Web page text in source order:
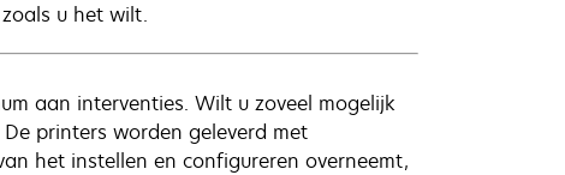
u het wilt.
aan interventies. Wilt u zoveel mogelijk
printers worden geleverd met
het instellen en configureren overneemt,